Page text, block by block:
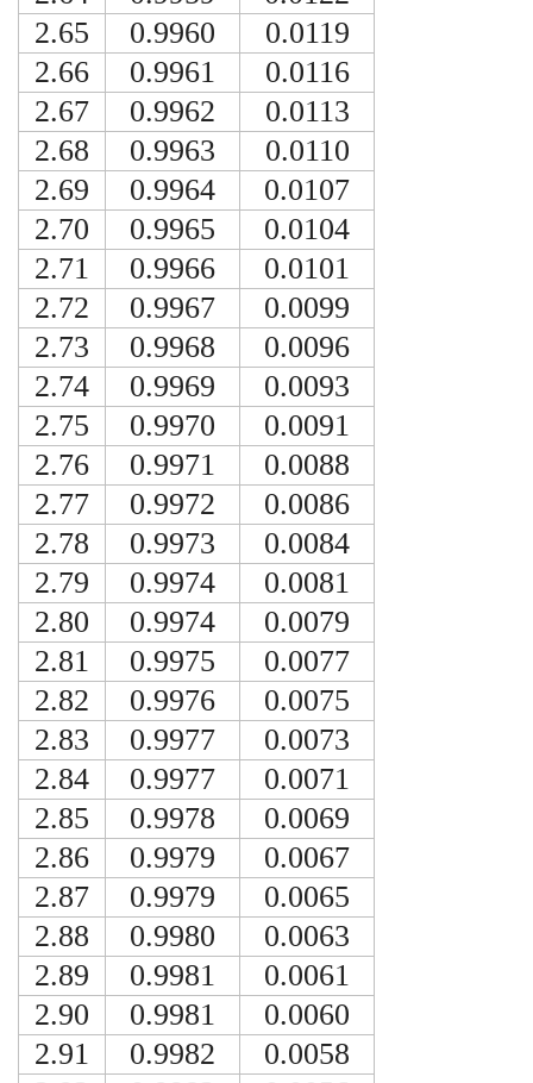
2.65
0.9960
0.0119
2.66
0.9961
0.0116
2.67
0.9962
0.0113
2.68
0.9963
0.0110
2.69
0.9964
0.0107
2.70
0.9965
0.0104
2.71
0.9966
0.0101
2.72
0.9967
0.0099
2.73
0.9968
0.0096
2.74
0.9969
0.0093
2.75
0.9970
0.0091
2.76
0.9971
0.0088
2.77
0.9972
0.0086
2.78
0.9973
0.0084
2.79
0.9974
0.0081
2.80
0.9974
0.0079
2.81
0.9975
0.0077
2.82
0.9976
0.0075
2.83
0.9977
0.0073
2.84
0.9977
0.0071
2.85
0.9978
0.0069
2.86
0.9979
0.0067
2.87
0.9979
0.0065
2.88
0.9980
0.0063
2.89
0.9981
0.0061
2.90
0.9981
0.0060
2.91
0.9982
0.0058